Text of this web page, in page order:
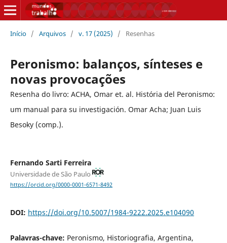
Início / Arquivos / v. 17 (2025) / Resenhas
Peronismo: balanços, sínteses e
novas provocações
Resenha do livro: ACHA, Omar et. al. História del Peronismo:
um manual para su investigación. Omar Acha; Juan Luis
Besoky (comp.).
Fernando Sarti Ferreira
Universidade de São Paulo
https://orcid.org/0000-0001-6571-8492
DOI: https://doi.org/10.5007/1984-9222.2025.e104090
Palavras-chave: Peronismo, Historiografia, Argentina,